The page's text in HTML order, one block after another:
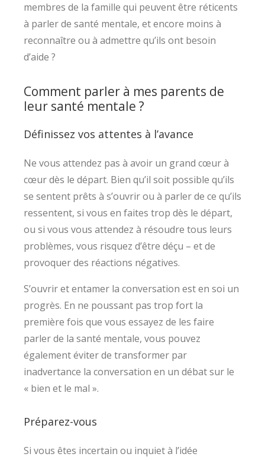
membres de la famille qui peuvent être réticents
à parler de santé mentale, et encore moins à
reconnaître ou à admettre qu’ils ont besoin
d’aide ?
Comment parler à mes parents de
leur santé mentale ?
Définissez vos attentes à l’avance
Ne vous attendez pas à avoir un grand cœur à
cœur dès le départ. Bien qu’il soit possible qu’ils
se sentent prêts à s’ouvrir ou à parler de ce qu’ils
ressentent, si vous en faites trop dès le départ,
ou si vous vous attendez à résoudre tous leurs
problèmes, vous risquez d’être déçu – et de
provoquer des réactions négatives.
S’ouvrir et entamer la conversation est en soi un
progrès. En ne poussant pas trop fort la
première fois que vous essayez de les faire
parler de la santé mentale, vous pouvez
également éviter de transformer par
inadvertance la conversation en un débat sur le
« bien et le mal ».
Préparez-vous
Si vous êtes incertain ou inquiet à l’idée